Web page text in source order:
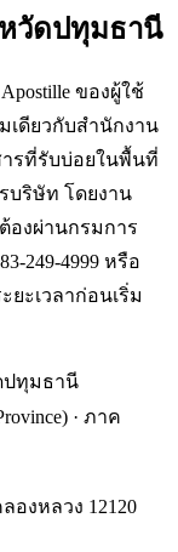
วัดปทุมธานี
ของผู้ใช้
เดียวกับสำนักงาน
รที่รับบ่อยในพื้นที่
บริษัท โดยงาน
องผ่านกรมการ
249-4999 หรือ
ยะเวลาก่อนเริ่ม
ปทุมธานี
) · ภาค
องหลวง 12120